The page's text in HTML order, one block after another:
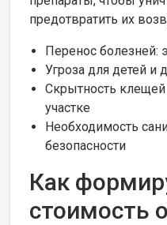
предотвратить их
Перенос болезней:
Угроза для детей
Скрытность клещей
участке
Необходимость
безопасности
Как
стоимость